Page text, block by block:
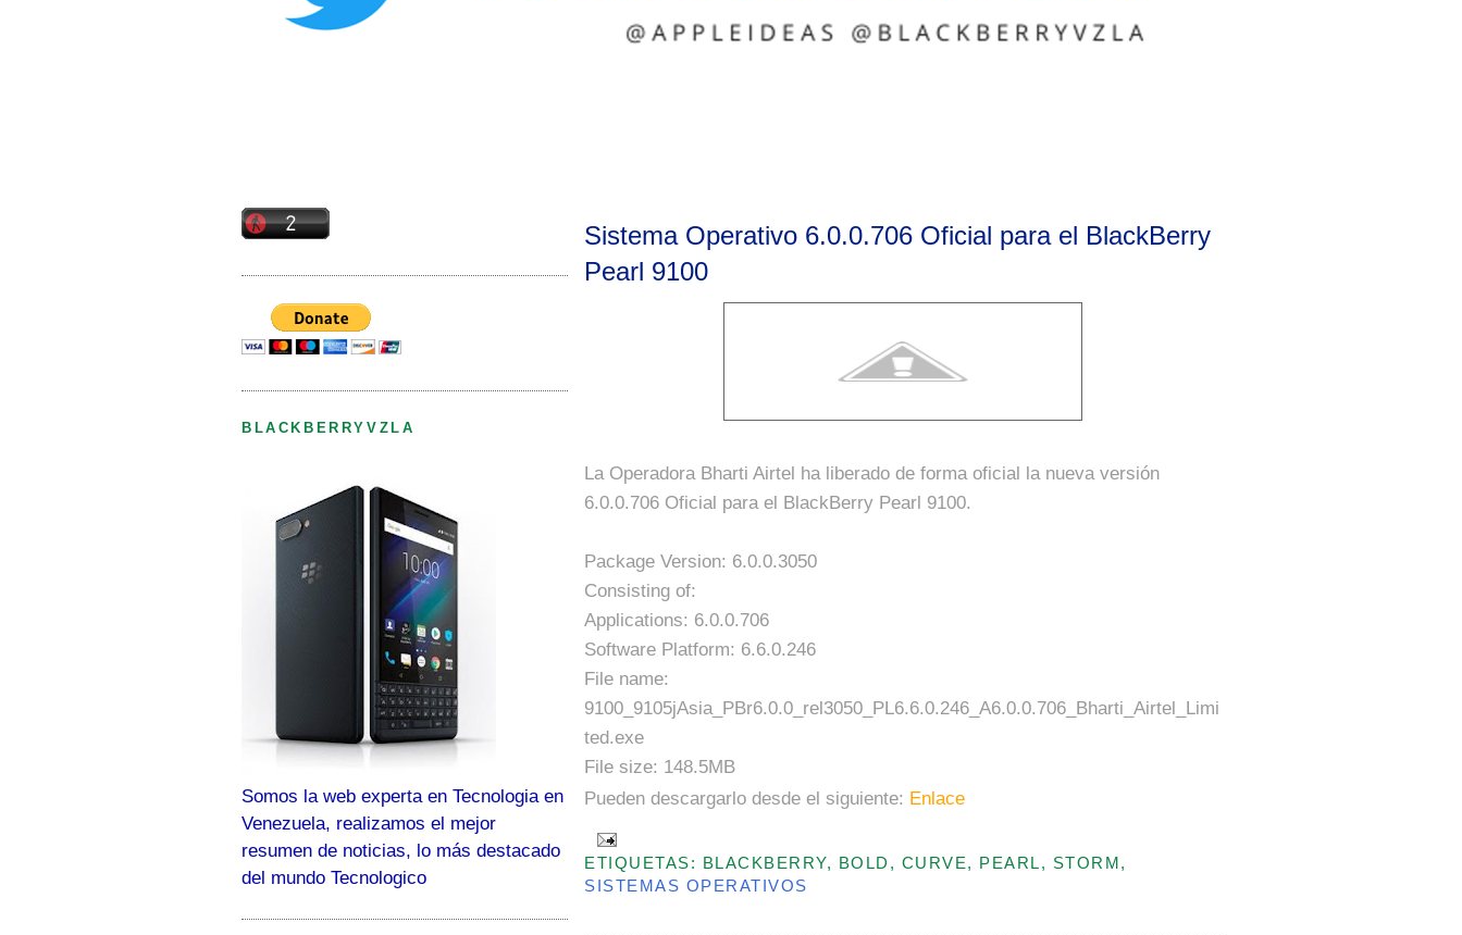
Sistema Operativo 6.0.0.706 Oficial para el BlackBerry
Pearl 9100
La Operadora Bharti Airtel ha liberado de forma oficial la nueva versión
6.0.0.706 Oficial para el BlackBerry Pearl 9100.
Package Version: 6.0.0.3050
Consisting of:
Applications: 6.0.0.706
Software Platform: 6.6.0.246
File name:
9100_9105jAsia_PBr6.0.0_rel3050_PL6.6.0.246_A6.0.0.706_Bharti_Airtel_Limi
ted.exe
File size: 148.5MB
Pueden descargarlo desde el siguiente: Enlace
ETIQUETAS: BLACKBERRY, BOLD, CURVE, PEARL, STORM,
SISTEMAS OPERATIVOS
BLACKBERRYVZLA
Somos la web experta en Tecnologia en
Venezuela, realizamos el mejor
resumen de noticias, lo más destacado
del mundo Tecnologico